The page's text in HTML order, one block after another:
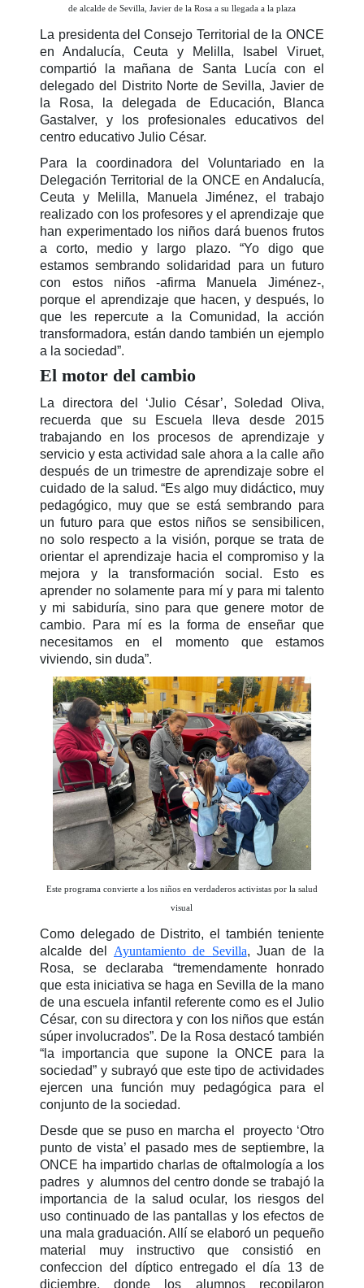
de alcalde de Sevilla, Javier de la Rosa a su llegada a la plaza
La presidenta del Consejo Territorial de la ONCE
en Andalucía, Ceuta y Melilla, Isabel Viruet,
compartió la mañana de Santa Lucía con el
delegado del Distrito Norte de Sevilla, Javier de
la Rosa, la delegada de Educación, Blanca
Gastalver, y los profesionales educativos del
centro educativo Julio César.
Para la coordinadora del Voluntariado en la
Delegación Territorial de la ONCE en Andalucía,
Ceuta y Melilla, Manuela Jiménez, el trabajo
realizado con los profesores y el aprendizaje que
han experimentado los niños dará buenos frutos
a corto, medio y largo plazo. “Yo digo que
estamos sembrando solidaridad para un futuro
con estos niños -afirma Manuela Jiménez-,
porque el aprendizaje que hacen, y después, lo
que les repercute a la Comunidad, la acción
transformadora, están dando también un ejemplo
a la sociedad”.
El motor del cambio
La directora del ‘Julio César’, Soledad Oliva,
recuerda que su Escuela lleva desde 2015
trabajando en los procesos de aprendizaje y
servicio y esta actividad sale ahora a la calle año
después de un trimestre de aprendizaje sobre el
cuidado de la salud. “Es algo muy didáctico, muy
pedagógico, muy que se está sembrando para
un futuro para que estos niños se sensibilicen,
no solo respecto a la visión, porque se trata de
orientar el aprendizaje hacia el compromiso y la
mejora y la transformación social. Esto es
aprender no solamente para mí y para mi talento
y mi sabiduría, sino para que genere motor de
cambio. Para mí es la forma de enseñar que
necesitamos en el momento que estamos
viviendo, sin duda”.
Este programa convierte a los niños en verdaderos activistas por la salud
visual
Como delegado de Distrito, el también teniente
alcalde del Ayuntamiento de Sevilla, Juan de la
Rosa, se declaraba “tremendamente honrado
que esta iniciativa se haga en Sevilla de la mano
de una escuela infantil referente como es el Julio
César, con su directora y con los niños que están
súper involucrados”. De la Rosa destacó también
“la importancia que supone la ONCE para la
sociedad” y subrayó que este tipo de actividades
ejercen una función muy pedagógica para el
conjunto de la sociedad.
Desde que se puso en marcha el proyecto ‘Otro
punto de vista’ el pasado mes de septiembre, la
ONCE ha impartido charlas de oftalmología a los
padres y alumnos del centro donde se trabajó la
importancia de la salud ocular, los riesgos del
uso continuado de las pantallas y los efectos de
una mala graduación. Allí se elaboró un pequeño
material muy instructivo que consistió en
confeccion del díptico entregado el día 13 de
diciembre, donde los alumnos recopilaron